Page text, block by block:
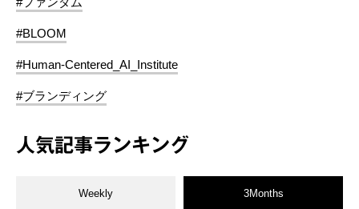
#BLOOM
#Human-Centered_AI_Institute
#ブランディング
人気記事ランキング
Weekly 3Months